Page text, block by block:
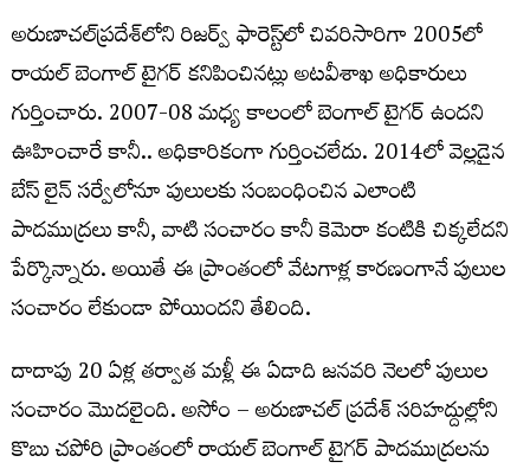
అరుణాచ‌ల్‌ప్ర‌దేశ్‌లోని రిజ‌ర్వ్ ఫారెస్ట్‌లో చివ‌రిసారిగా 2005లో
రాయ‌ల్ బెంగాల్ టైగ‌ర్ క‌నిపించిన‌ట్లు అట‌వీశాఖ అధికారులు
గుర్తించారు. 2007-08 మ‌ధ్య కాలంలో బెంగాల్ టైగ‌ర్ ఉంద‌ని
ఊహించారే కానీ.. అధికారికంగా గుర్తించ‌లేదు. 2014లో వెల్ల‌డైన
బేస్ లైన్ స‌ర్వేలోనూ పులుల‌కు సంబంధించిన ఎలాంటి
పాద‌ముద్ర‌లు కానీ, వాటి సంచారం కానీ కెమెరా కంటికి చిక్క‌లేదని
పేర్కొన్నారు. అయితే ఈ ప్రాంతంలో వేట‌గాళ్ల కార‌ణంగానే పులుల
సంచారం లేకుండా పోయింద‌ని తేలింది.
దాదాపు 20 ఏళ్ల త‌ర్వాత మ‌ళ్లీ ఈ ఏడాది జ‌న‌వ‌రి నెల‌లో పులుల
సంచారం మొద‌లైంది. అసోం – అరుణాచ‌ల్ ప్ర‌దేశ్ స‌రిహ‌ద్దుల్లోని
కొబు చ‌పోరి ప్రాంతంలో రాయ‌ల్ బెంగాల్ టైగ‌ర్ పాద‌ముద్ర‌ల‌ను